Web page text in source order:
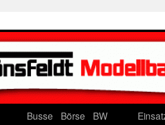
Busse Börse
BW